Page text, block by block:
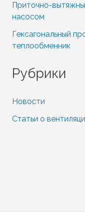
Приточно-
насосом
Гексагональный
теплообменник
Рубрики
Новости
Статьи о